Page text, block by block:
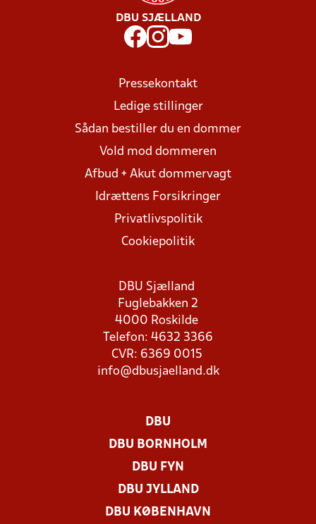
DBU SJÆLLAND
Pressekontakt
Ledige stillinger
Sådan bestiller du en dommer
Vold mod dommeren
Afbud + Akut dommervagt
Idrættens Forsikringer
Privatlivspolitik
Cookiepolitik
DBU Sjælland
Fuglebakken 2
4000 Roskilde
Telefon: 4632 3366
CVR: 6369 0015
info@dbusjaelland.dk
DBU
DBU BORNHOLM
DBU FYN
DBU JYLLAND
DBU KØBENHAVN